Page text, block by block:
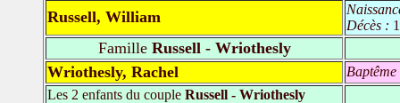
Russell, William
Décès :
FamilleRussell - Wriothesly
Wriothesly, Rachel
Les 2 enfants du couple Russell - Wriothesly